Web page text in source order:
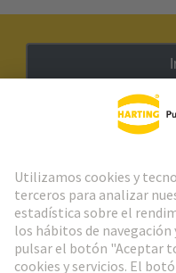
Ir al registro